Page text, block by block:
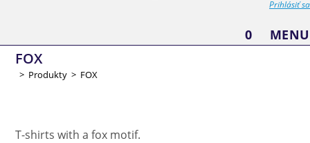
Prihlásiť sa
0 MENU
FOX
> Produkty > FOX
T-shirts with a fox motif.